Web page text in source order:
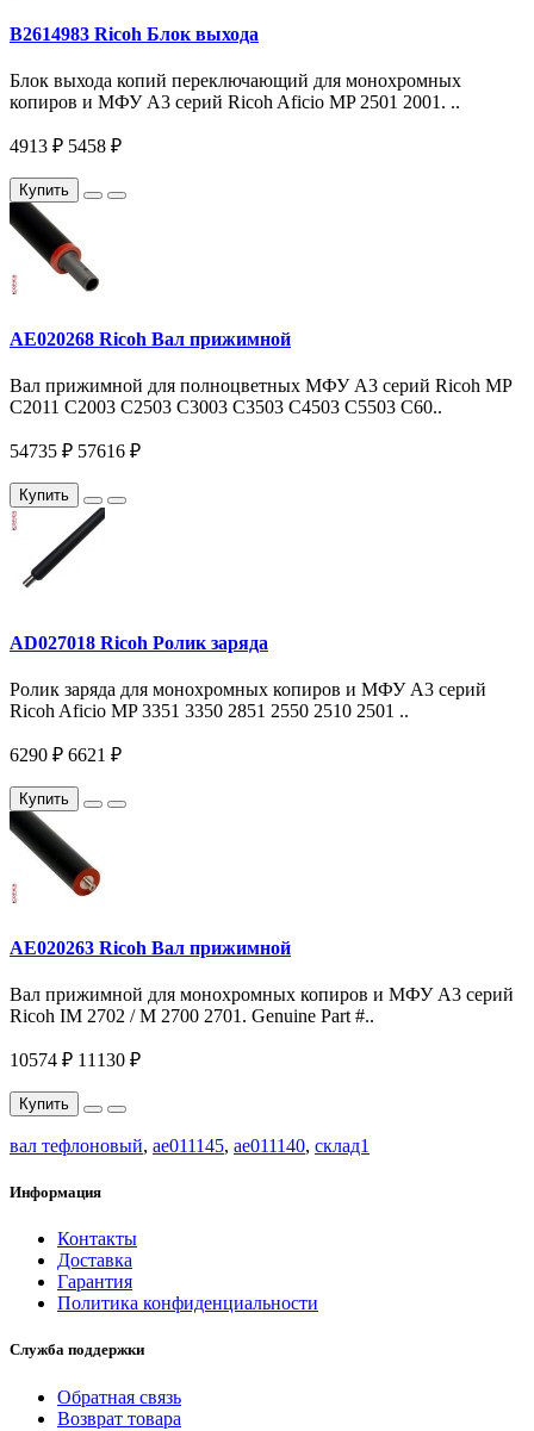
B2614983 Ricoh Блок выхода
Блок выхода копий переключающий для монохромных
копиров и МФУ A3 серий Ricoh Aficio MP 2501 2001. ..
4913 ₽ 5458 ₽
Купить
AE020268 Ricoh Вал прижимной
Вал прижимной для полноцветных МФУ A3 серий Ricoh MP
C2011 C2003 С2503 C3003 C3503 C4503 C5503 C60..
54735 ₽ 57616 ₽
Купить
AD027018 Ricoh Ролик заряда
Ролик заряда для монохромных копиров и МФУ A3 серий
Ricoh Aficio MP 3351 3350 2851 2550 2510 2501 ..
6290 ₽ 6621 ₽
Купить
AE020263 Ricoh Вал прижимной
Вал прижимной для монохромных копиров и МФУ A3 серий
Ricoh IM 2702 / M 2700 2701. Genuine Part #..
10574 ₽ 11130 ₽
Купить
вал тефлоновый, ae011145, ae011140, склад1
Информация
Контакты
Доставка
Гарантия
Политика конфиденциальности
Служба поддержки
Обратная связь
Возврат товара